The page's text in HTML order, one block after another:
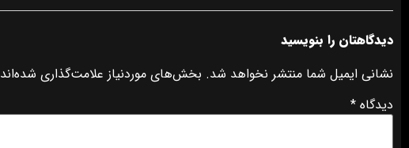
دیدگاهتان را بنویسید
نشانی ایمیل شما منتشر نخواهد شد. بخش‌های موردنیاز علامت‌گذاری شده‌اند
دیدگاه *